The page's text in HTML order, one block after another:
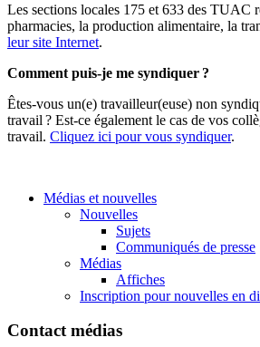
Les sections locales 175 et 633 des TUAC
pharmacies, la production alimentaire, la
leur site Internet.
Comment puis-je me syndiquer ?
Êtes-vous un(e) travailleur(euse) non
travail ? Est-ce également le cas de vos
travail. Cliquez ici pour vous syndiquer.
Médias et nouvelles
Nouvelles
Sujets
Communiqués de presse
Médias
Affiches
Inscription pour nouvelles en
Contact médias